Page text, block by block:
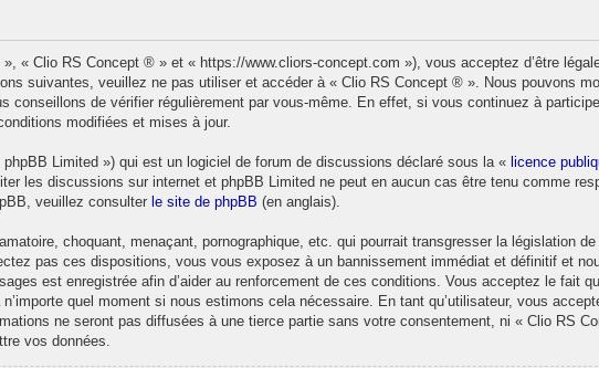
« Clio RS Concept ® » et « https://www.cliors-concept.com »), vous acceptez d’être
suivantes, veuillez ne pas utiliser et accéder à « Clio RS Concept ® ». Nous pouvons
de vérifier régulièrement par vous-même. En effet, si vous continuez à
modifiées et mises à jour.
Limited ») qui est un logiciel de forum de discussions déclaré sous la « licence
les discussions sur internet et phpBB Limited ne peut en aucun cas être tenu comme
veuillez consulter le site de phpBB (en anglais).
choquant, menaçant, pornographique, etc. qui pourrait transgresser la législation
pas ces dispositions, vous vous exposez à un bannissement immédiat et définitif et
est enregistrée afin d’aider au renforcement de ces conditions. Vous acceptez le fait
quel moment si nous estimons cela nécessaire. En tant qu’utilisateur, vous
ne seront pas diffusées à une tierce partie sans votre consentement, ni « Clio RS
vos données.